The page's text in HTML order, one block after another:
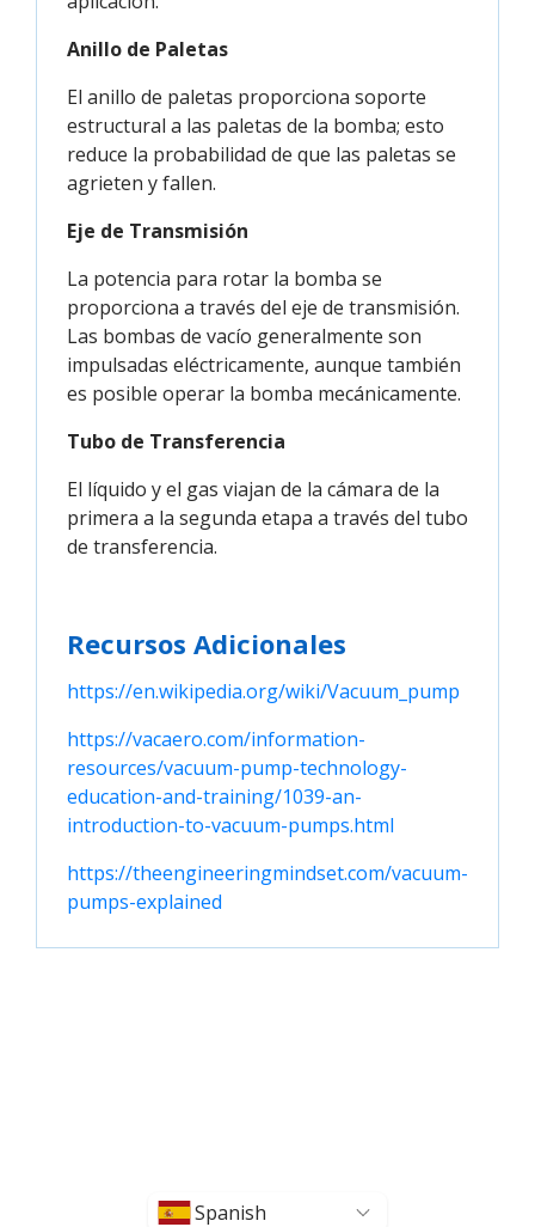
Anillo de Paletas
El anillo de paletas proporciona soporte
estructural a las paletas de la bomba; esto
reduce la probabilidad de que las paletas se
agrieten y fallen.
Eje de Transmisión
La potencia para rotar la bomba se
proporciona a través del eje de transmisión.
Las bombas de vacío generalmente son
impulsadas eléctricamente, aunque también
es posible operar la bomba mecánicamente.
Tubo de Transferencia
El líquido y el gas viajan de la cámara de la
primera a la segunda etapa a través del tubo
de transferencia.
Recursos Adicionales
https://en.wikipedia.org/wiki/Vacuum_pump
https://vacaero.com/information-
resources/vacuum-pump-technology-
education-and-training/1039-an-
introduction-to-vacuum-pumps.html
https://theengineeringmindset.com/vacuum-
pumps-explained
Spanish